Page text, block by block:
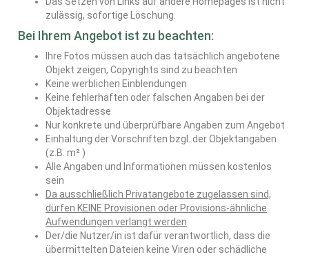
zulässig, sofortige Löschung.
Bei Ihrem Angebot ist zu beachten:
Ihre Fotos müssen auch das tatsächlich angebotene
Objekt zeigen, Copyrights sind zu beachten
Keine werblichen Einblendungen
Keine fehlerhaften oder falschen Angaben bei der
Objektadresse
Nur konkrete und überprüfbare Angaben zum Angebot
Einhaltung der Vorschriften bzgl. der Objektangaben
(z.B. m² )
Alle Angaben und Informationen müssen kostenlos
sein
Da ausschließlich Privatangebote zugelassen sind,
dürfen KEINE Provisionen oder Provisions-ähnliche
Aufwendungen verlangt werden
Der/die Nutzer/in ist dafür verantwortlich, dass die
übermittelten Dateien keine Viren oder schädliche